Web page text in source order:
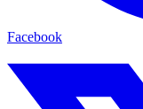
Facebook